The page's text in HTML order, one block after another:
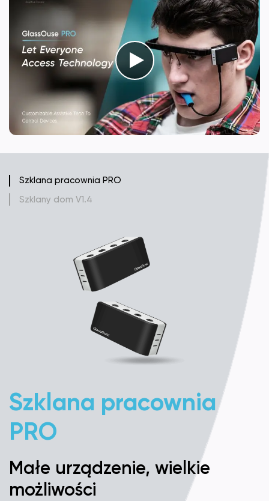
Szklana pracownia
PRO
Małe urządzenie, wielkie
możliwości
Szklana pracownia PRO
Szklany dom V1.4